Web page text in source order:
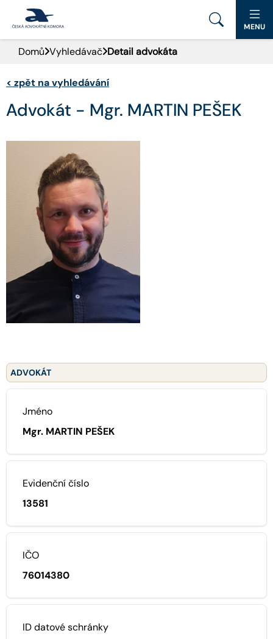
PORTÁL ČAK
DOMŮ
AKTUALITY
PRO VEŘEJNOST
ADVOKÁTNÍ DENÍK
KONTAKT
MENU
Domů Vyhledávač Detail advokáta
< zpět na vyhledávání
Advokát - Mgr. MARTIN PEŠEK
ADVOKÁT
Jméno
Mgr. MARTIN PEŠEK
Evidenční číslo
13581
IČO
76014380
ID datové schránky